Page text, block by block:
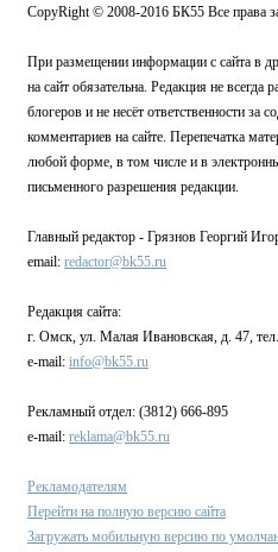
CopyRight © 2008-2016 БК55 Все права
При размещении информации с сайта в
на сайт обязательна. Редакция не всегда
блогеров и не несёт ответственности за
комментариев на сайте. Перепечатка
любой форме, в том числе и в
письменного разрешения редакции.
Главный редактор - Грязнов Георгий
email: redactor@bk55.ru
Редакция сайта:
г. Омск, ул. Малая Ивановская, д. 47,
e-mail: info@bk55.ru
Рекламный отдел: (3812) 666-895
e-mail: reklama@bk55.ru
Рекламодателям
Перейти на полную версию сайта
Загружать мобильную версию по